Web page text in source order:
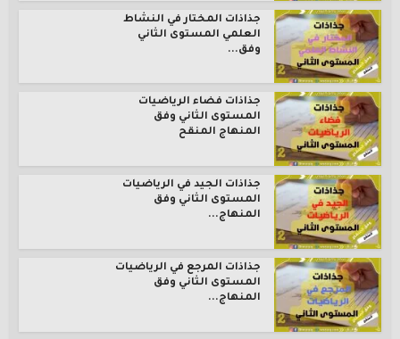
جذاذات المختار في النشاط
العلمي المستوى الثاني
وفق...
جذاذات فضاء الرياضيات
المستوى الثاني وفق
المنهاج المنقح
جذاذات الجيد في الرياضيات
المستوى الثاني وفق
المنهاج...
جذاذات المرجع في الرياضيات
المستوى الثاني وفق
المنهاج...